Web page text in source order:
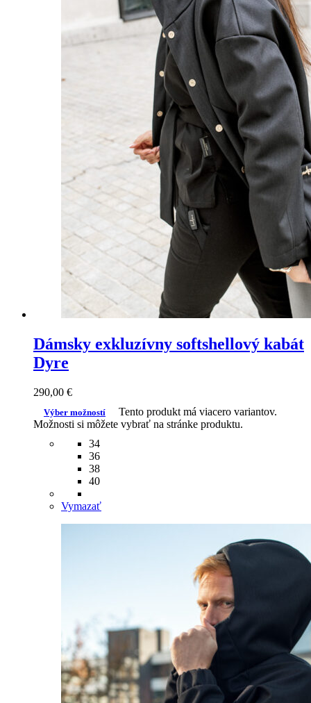
Dámsky exkluzívny softshellový kabát
Dyre
290,00 €
Výber možností
Tento produkt má viacero variantov.
Možnosti si môžete vybrať na stránke produktu.
34
36
38
40
Vymazať